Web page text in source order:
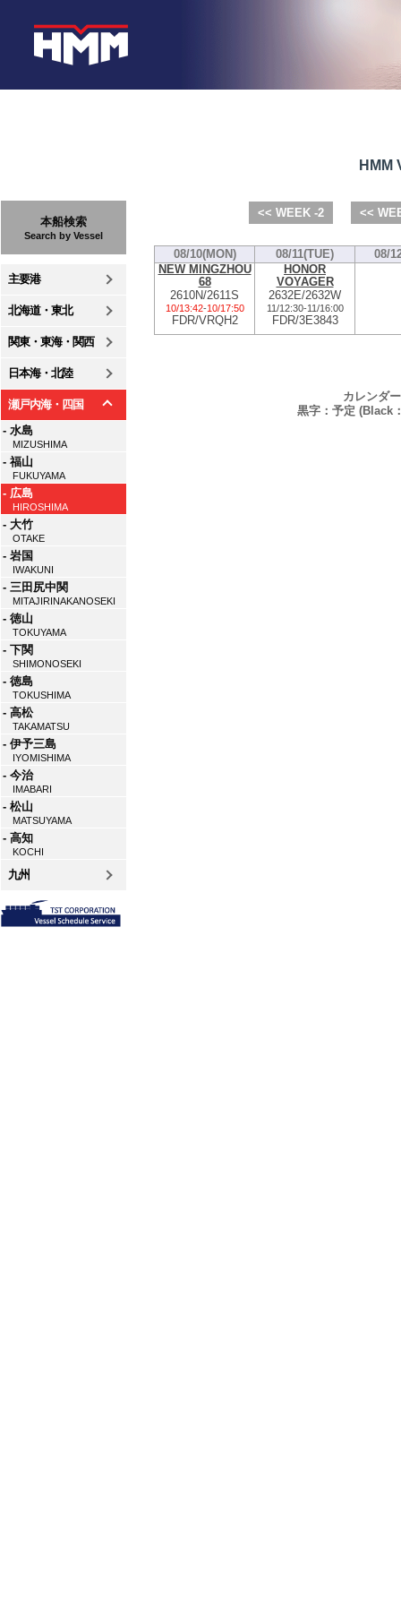
本船検索
Search by Vessel
主要港
北海道・東北
関東・東海・関西
日本海・北陸
瀬戸内海・四国
- 水島
MIZUSHIMA
- 福山
FUKUYAMA
- 広島
HIROSHIMA
- 大竹
OTAKE
- 岩国
IWAKUNI
- 三田尻中関
MITAJIRINAKANOSEKI
- 徳山
TOKUYAMA
- 下関
SHIMONOSEKI
- 徳島
TOKUSHIMA
- 高松
TAKAMATSU
- 伊予三島
IYOMISHIMA
- 今治
IMABARI
- 松山
MATSUYAMA
- 高知
KOCHI
九州
HMM
<< WEEK -2 <<
08/10(MON) 08/11(TUE)
08/
NEW MINGZHOU
68
2610N/2611S
10/13:42-10/17:50
FDR/VRQH2
HONOR
VOYAGER
2632E/2632W
11/12:30-11/16:00
FDR/3E3843
カレンダ
黒字：予定